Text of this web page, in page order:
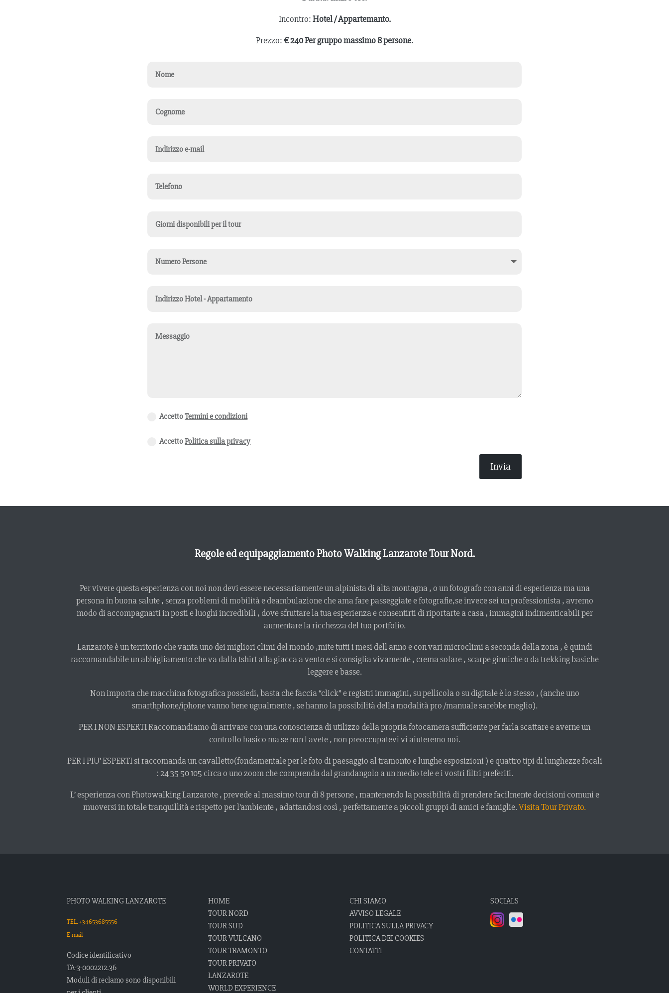
Incontro:Hotel / Appartemanto.
Prezzo:€ 240 Per gruppo massimo 8 persone.
AccettoTermini e condizioni
AccettoPolitica sulla privacy
Invia
Regole ed equipaggiamento Photo Walking Lanzarote Tour Nord.
Per vivere questa esperienza con noi non devi essere necessariamente un alpinista di alta montagna , o un fotografo con anni di esperienza ma una
persona in buona salute , senza problemi di mobilità e deambulazione che ama fare passeggiate e fotografie,se invece sei un professionista , avremo
modo di accompagnarti in posti e luoghi incredibili , dove sfruttare la tua esperienza e consentirti di riportarte a casa , immagini indimenticabili per
aumentare la ricchezza del tuo portfolio.
Lanzarote è un territorio che vanta uno dei migliori climi del mondo ,mite tutti i mesi dell anno e con vari microclimi a seconda della zona , è quindi
raccomandabile un abbigliamento che va dalla tshirt alla giacca a vento e si consiglia vivamente , crema solare , scarpe ginniche o da trekking basiche
leggere e basse.
Non importa che macchina fotografica possiedi, basta che faccia “click” e registri immagini, su pellicola o su digitale è lo stesso , (anche uno
smarthphone/iphone vanno bene ugualmente , se hanno la possibilità della modalità pro /manuale sarebbe meglio).
PER I NON ESPERTI Raccomandiamo di arrivare con una conoscienza di utilizzo della propria fotocamera sufficiente per farla scattare e averne un
controllo basico ma se non l avete , non preoccupatevi vi aiuteremo noi.
PER I PIU’ ESPERTI si raccomanda un cavalletto(fondamentale per le foto di paesaggio al tramonto e lunghe esposizioni ) e quattro tipi di lunghezze focali
: 24 35 50 105 circa o uno zoom che comprenda dal grandangolo a un medio tele e i vostri filtri preferiti.
L’ esperienza con Photowalking Lanzarote , prevede al massimo tour di 8 persone , mantenendo la possibilità di prendere facilmente decisioni comuni e
muoversi in totale tranquillità e rispetto per l’ambiente , adattandosi così , perfettamente a piccoli gruppi di amici e famiglie.Visita Tour Privato.
PHOTO WALKING LANZAROTE
TEL. +34653685556
E-mail
Codice identificativo
TA-3-0002212.36
Moduli di reclamo sono disponibili
HOME
TOUR NORD
TOUR SUD
TOUR VULCANO
TOUR TRAMONTO
TOUR PRIVATO
LANZAROTE
WORLD EXPERIENCE
CHI SIAMO
AVVISO LEGALE
POLITICA SULLA PRIVACY
POLITICA DEI COOKIES
CONTATTI
SOCIALS